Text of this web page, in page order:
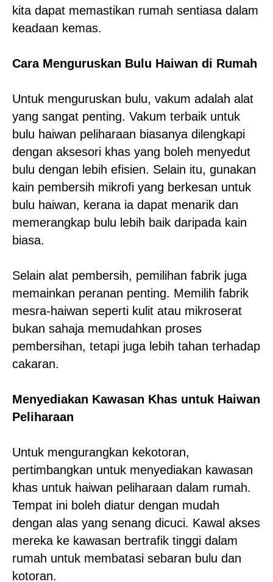
kita dapat memastikan rumah sentiasa dalam
keadaan kemas.
Cara Menguruskan Bulu Haiwan di Rumah
Untuk menguruskan bulu, vakum adalah alat
yang sangat penting. Vakum terbaik untuk
bulu haiwan peliharaan biasanya dilengkapi
dengan aksesori khas yang boleh menyedut
bulu dengan lebih efisien. Selain itu, gunakan
kain pembersih mikrofi yang berkesan untuk
bulu haiwan, kerana ia dapat menarik dan
memerangkap bulu lebih baik daripada kain
biasa.
Selain alat pembersih, pemilihan fabrik juga
memainkan peranan penting. Memilih fabrik
mesra-haiwan seperti kulit atau mikroserat
bukan sahaja memudahkan proses
pembersihan, tetapi juga lebih tahan terhadap
cakaran.
Menyediakan Kawasan Khas untuk Haiwan
Peliharaan
Untuk mengurangkan kekotoran,
pertimbangkan untuk menyediakan kawasan
khas untuk haiwan peliharaan dalam rumah.
Tempat ini boleh diatur dengan mudah
dengan alas yang senang dicuci. Kawal akses
mereka ke kawasan bertrafik tinggi dalam
rumah untuk membatasi sebaran bulu dan
kotoran.